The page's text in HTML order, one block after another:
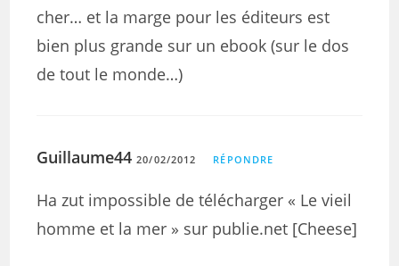
cher… et la marge pour les éditeurs est
bien plus grande sur un ebook (sur le dos
de tout le monde…)
Guillaume44 20/02/2012 RÉPONDRE
Ha zut impossible de télécharger « Le vieil
homme et la mer » sur publie.net [Cheese]